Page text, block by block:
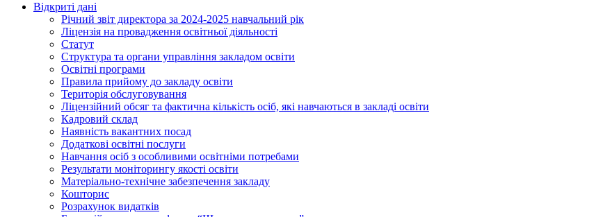
Відкриті дані
Річний звіт директора за 2024-2025 навчальний рік
Ліцензія на провадження освітньої діяльності
Статут
Структура та органи управління закладом освіти
Освiтнi програми
Правила прийому до закладу освіти
Територiя обслуговування
Ліцензійний обсяг та фактична кількість осіб, які навчаються в закладі освіти
Кадровий склад
Наявність вакантних посад
Додатковi освiтнi послуги
Навчання осіб з особливими освітніми потребами
Результати моніторингу якості освіти
Матеріально-технічне забезпечення закладу
Кошторис
Розрахунок видатків